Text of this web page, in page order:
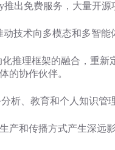
推出免费服务，大量开源
技术向多模态和多智能
推理框架的融合，重
的协作伙伴。
析、教育和个人知识管
产和传播方式产生深远